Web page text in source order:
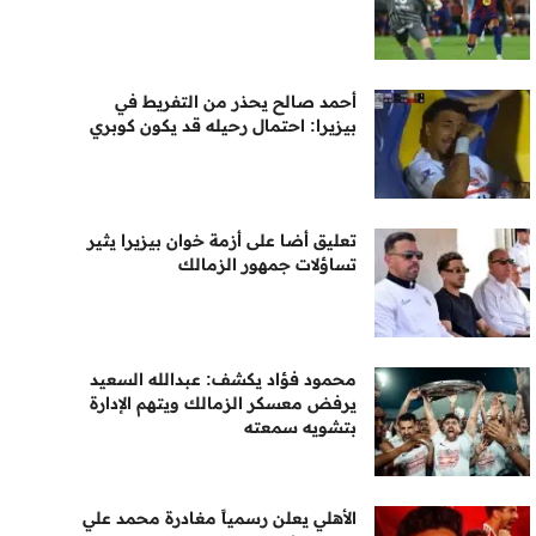
أحمد صالح يحذر من التفريط في
بيزيرا: احتمال رحيله قد يكون كوبري
تعليق أضا على أزمة خوان بيزيرا يثير
تساؤلات جمهور الزمالك
محمود فؤاد يكشف: عبدالله السعيد
يرفض معسكر الزمالك ويتهم الإدارة
بتشويه سمعته
الأهلي يعلن رسمياً مغادرة محمد علي